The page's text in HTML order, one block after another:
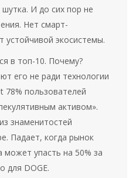
И до сих пор не
Нет смарт-
устойчивой экосистемы.
в топ-10. Почему?
его не ради технологии
78% пользователей
активом».
знаменитостей
Падает, когда рынок
может упасть на 50% за
для DOGE.